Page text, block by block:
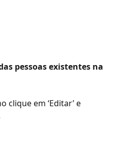
pessoas existentes na
clique em ‘Editar’ e